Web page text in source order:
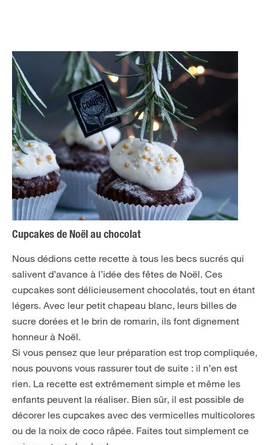
Cupcakes de Noël au chocolat
Nous dédions cette recette à tous les becs sucrés qui
salivent d’avance à l’idée des fêtes de Noël. Ces
cupcakes sont délicieusement chocolatés, tout en étant
légers. Avec leur petit chapeau blanc, leurs billes de
sucre dorées et le brin de romarin, ils font dignement
honneur à Noël.
Si vous pensez que leur préparation est trop compliquée,
nous pouvons vous rassurer tout de suite : il n’en est
rien. La recette est extrêmement simple et même les
enfants peuvent la réaliser. Bien sûr, il est possible de
décorer les cupcakes avec des vermicelles multicolores
ou de la noix de coco râpée. Faites tout simplement ce